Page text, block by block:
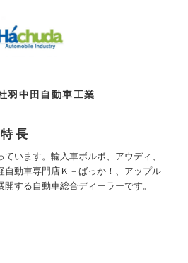
羽中田自動車工業
長
います。輸入車ボルボ、アウディ、
自動車専門店Ｋ－ばっか！、アップル
する自動車総合ディーラーです。